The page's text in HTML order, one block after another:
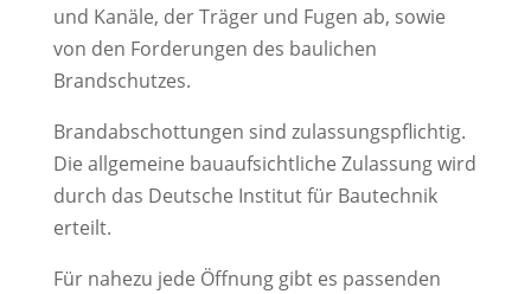
und Kanäle, der Träger und Fugen ab, sowie
von den Forderungen des baulichen
Brandschutzes.
Brandabschottungen sind zulassungspflichtig.
Die allgemeine bauaufsichtliche Zulassung wird
durch das Deutsche Institut für Bautechnik
erteilt.
Für nahezu jede Öffnung gibt es passenden